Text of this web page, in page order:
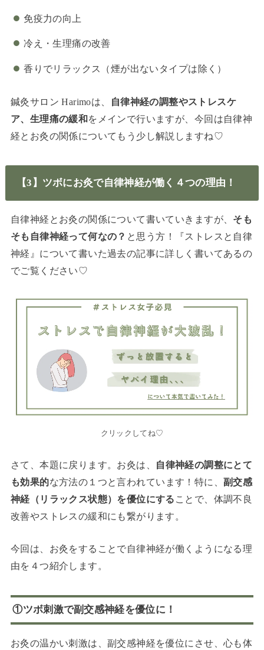
免疫力の向上
冷え・生理痛の改善
香りでリラックス（煙が出ないタイプは除く）
鍼灸サロン Harimoは、
自律神経の調整やストレスケ
ア、生理痛の緩和 をメインで行いますが、今回は自律神
経とお灸の関係についてもう少し解説しますね♡
【3】ツボにお灸で自律神経が働く４つの理由！
自律神経とお灸の関係について書いていきますが、 そも
そも自律神経って何なの？ と思う方！『ストレスと自律
神経』について書いた過去の記事に詳しく書いてあるの
でご覧ください♡
クリックしてね♡
さて、本題に戻ります。お灸は、
自律神経の調整にとて
も効果的な方法の１つと言われています！特に、 副交感
神経（リラックス状態）を優位にする ことで、体調不良
改善やストレスの緩和にも繋がります。
今回は、お灸をすることで自律神経が働くようになる理
由を４つ紹介します。
①ツボ刺激で副交感神経を優位に！
お灸の温かい刺激は、副交感神経を優位にさせ、心も体